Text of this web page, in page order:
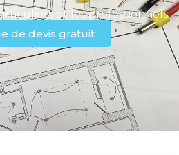
et les professionnels
de devis gratuit